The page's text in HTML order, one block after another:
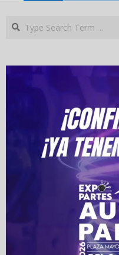
Search